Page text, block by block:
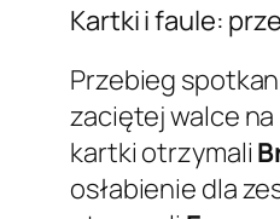
Kartki i faule:
Przebieg
zaciętej walce
kartki otrzymali
osłabienie dla